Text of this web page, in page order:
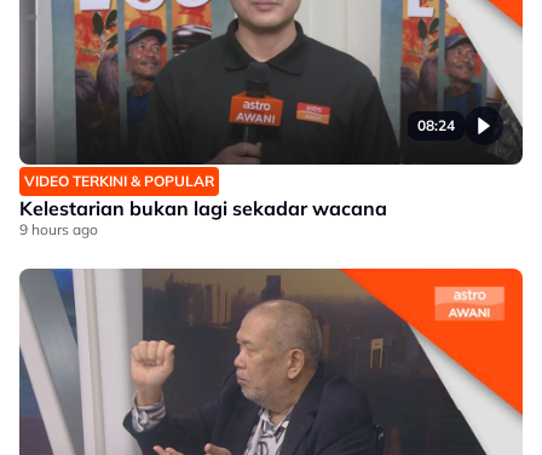
08:24
VIDEO TERKINI & POPULAR
Kelestarian bukan lagi sekadar wacana
9 hours ago